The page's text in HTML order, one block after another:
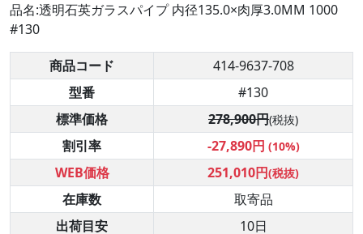
品名:透明石英ガラスパイプ 内径135.0×肉厚3.0MM 1000
#130
商品コード
414-9637-708
型番
#130
標準価格
278,900円(税抜)
割引率 -27,890円 (10%)
WEB価格 251,010円(税抜)
在庫数
取寄品
出荷目安
10日